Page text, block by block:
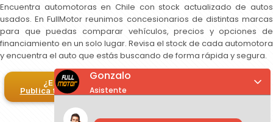
Encuentra automotoras en Chile con stock actualizado de autos
usados. En FullMotor reunimos concesionarios de distintas marcas
para que puedas comparar vehículos, precios y opciones de
financiamiento en un solo lugar. Revisa el stock de cada automotora
y encuentra el auto que estás buscando de forma rápida y segura.
¿Eres automotora?
Publica tus autos en FullMotor
Gonzalo
Asistente